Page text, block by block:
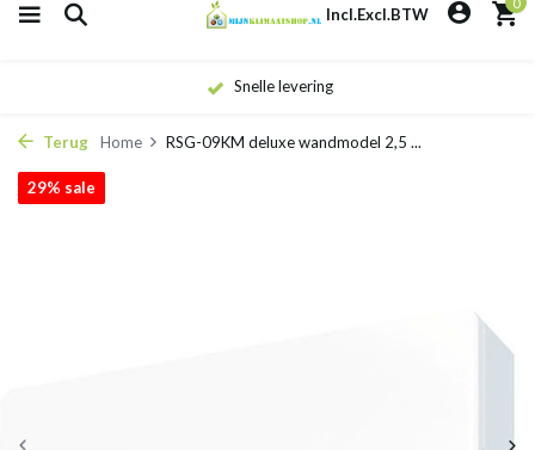
Incl.Excl.BTW
Snelle levering
Terug Home RSG-09KM deluxe wandmodel 2,5 ...
29% sale